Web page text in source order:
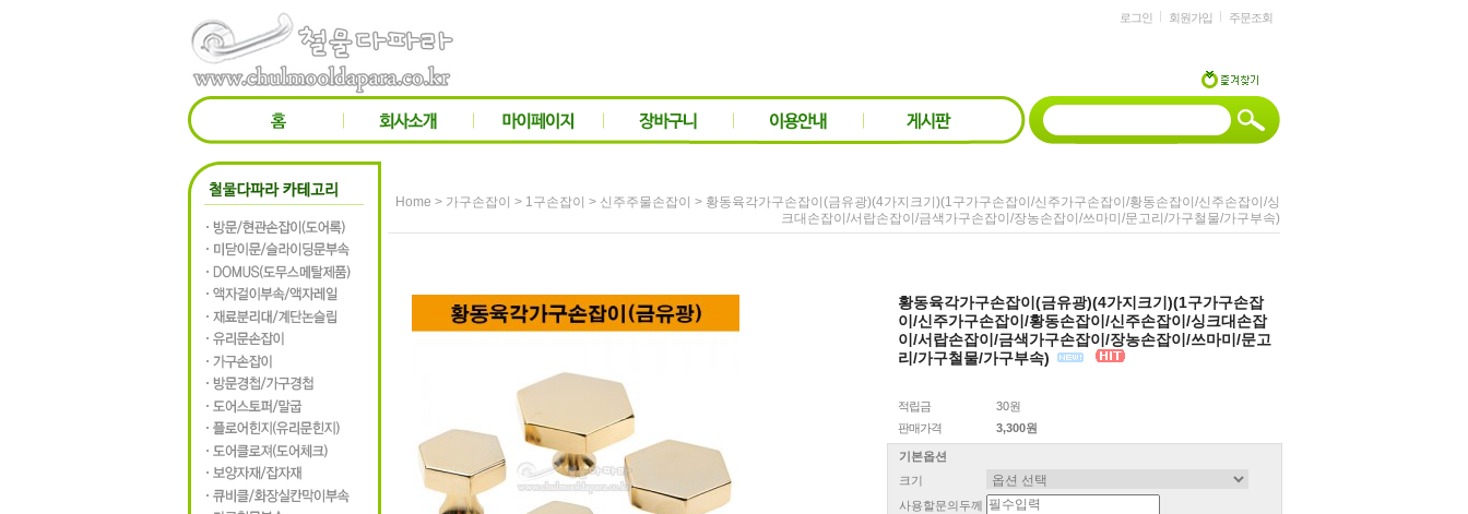
로그인 회원가입 주문조회
Home > 가구손잡이 > 1구손잡이 > 신주주물손잡이 > 황동육각가구손잡이(금유광)(4가지크기)(1구가구손잡이/신주가구손잡이/황동손잡이/신주손잡이/싱
크대손잡이/서랍손잡이/금색가구손잡이/장농손잡이/쓰마미/문고리/가구철물/가구부속)
황동육각가구손잡이(금유광)(4가지크기)(1구가구손잡
이/신주가구손잡이/황동손잡이/신주손잡이/싱크대손잡
이/서랍손잡이/금색가구손잡이/장농손잡이/쓰마미/문고
리/가구철물/가구부속)
적립금
30원
판매가격
3,300원
기본옵션
크기
사용할문의두께